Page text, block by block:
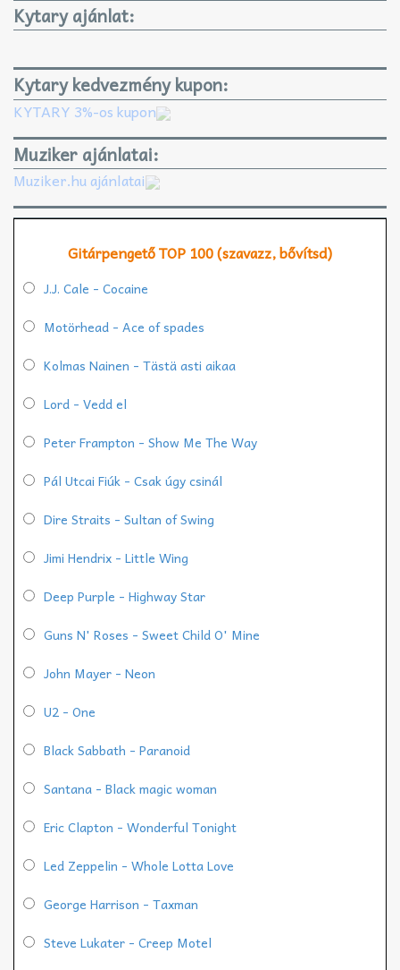
Kytary ajánlat:
Kytary kedvezmény kupon:
KYTARY 3%-os kupon
Muziker ajánlatai:
Muziker.hu ajánlatai
Gitárpengető TOP 100 (szavazz, bővítsd)
J.J. Cale - Cocaine
Motörhead - Ace of spades
Kolmas Nainen - Tästä asti aikaa
Lord - Vedd el
Peter Frampton - Show Me The Way
Pál Utcai Fiúk - Csak úgy csinál
Dire Straits - Sultan of Swing
Jimi Hendrix - Little Wing
Deep Purple - Highway Star
Guns N' Roses - Sweet Child O' Mine
John Mayer - Neon
U2 - One
Black Sabbath - Paranoid
Santana - Black magic woman
Eric Clapton - Wonderful Tonight
Led Zeppelin - Whole Lotta Love
George Harrison - Taxman
Steve Lukater - Creep Motel